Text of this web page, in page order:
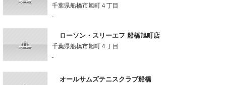
千葉県船橋市旭町４丁目
-
ローソン・スリーエフ 船橋旭町店
千葉県船橋市旭町４丁目
-
オールサムズテニスクラブ船橋